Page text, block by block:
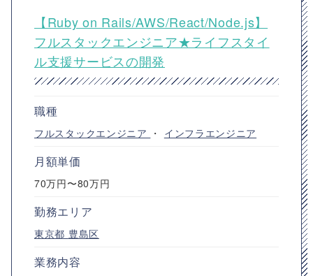
【Ruby on Rails/AWS/React/Node.js】
フルスタックエンジニア★ライフスタイ
ル支援サービスの開発
職種
フルスタックエンジニア ・ インフラエンジニア
月額単価
70万円〜80万円
勤務エリア
東京都 豊島区
業務内容